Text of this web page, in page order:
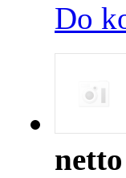
Do
netto